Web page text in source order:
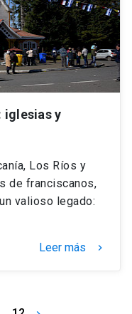
iglesias y
Los Ríos y
de franciscanos,
valioso legado:
Leer más keyboard_arrow_right